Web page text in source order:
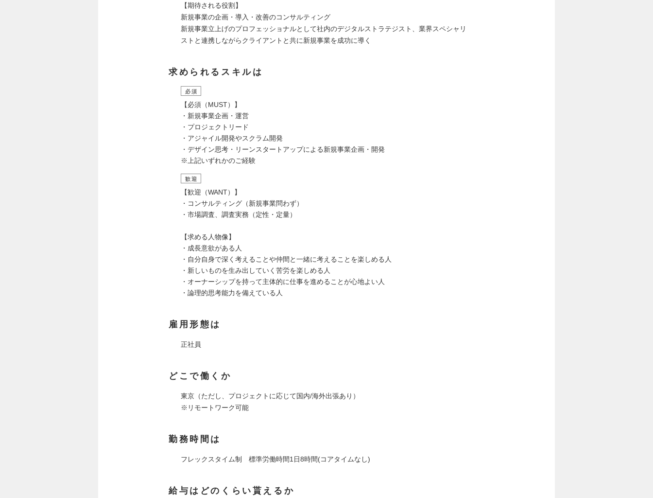
【期待される役割】
新規事業の企画・導入・改善のコンサルティング
新規事業立上げのプロフェッショナルとして社内のデジタルストラテジスト、業界スペシャリ
ストと連携しながらクライアントと共に新規事業を成功に導く
求められるスキルは
必須
【必須（MUST）】
・新規事業企画・運営
・プロジェクトリード
・アジャイル開発やスクラム開発
・デザイン思考・リーンスタートアップによる新規事業企画・開発
※上記いずれかのご経験
歓迎
【歓迎（WANT）】
・コンサルティング（新規事業問わず）
・市場調査、調査実務（定性・定量）
【求める人物像】
・成長意欲がある人
・自分自身で深く考えることや仲間と一緒に考えることを楽しめる人
・新しいものを生み出していく苦労を楽しめる人
・オーナーシップを持って主体的に仕事を進めることが心地よい人
・論理的思考能力を備えている人
雇用形態は
正社員
どこで働くか
東京（ただし、プロジェクトに応じて国内/海外出張あり）
※リモートワーク可能
勤務時間は
フレックスタイム制 標準労働時間1日8時間(コアタイムなし)
給与はどのくらい貰えるか